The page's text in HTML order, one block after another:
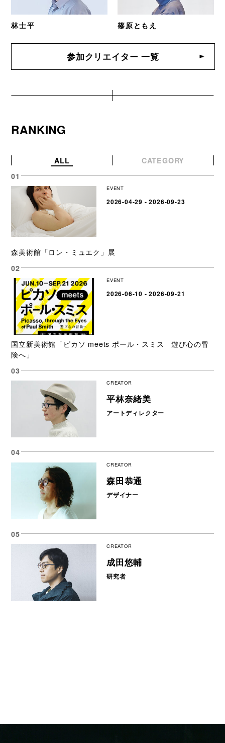
林士平 篠原ともえ
参加クリエイター 一覧
RANKING
ALL CATEGORY
EVENT
2026-04-29 - 2026-09-23
森美術館「ロン・ミュエク」展
EVENT
2026-06-10 - 2026-09-21
国立新美術館「ピカソ meets ポール・スミス 遊び心の冒
険へ」
CREATOR
平林奈緒美
アートディレクター
CREATOR
森田恭通
デザイナー
CREATOR
成田悠輔
研究者